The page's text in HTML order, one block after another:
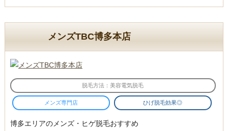
メンズTBC博多本店
脱毛方法：美容電気脱毛
メンズ専門店 ひげ脱毛効果◎
博多エリアのメンズ・ヒゲ脱毛おすすめ